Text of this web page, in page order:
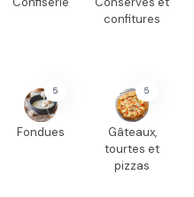
confitures
5
Fondues
5
Gâteaux,
tourtes et
pizzas